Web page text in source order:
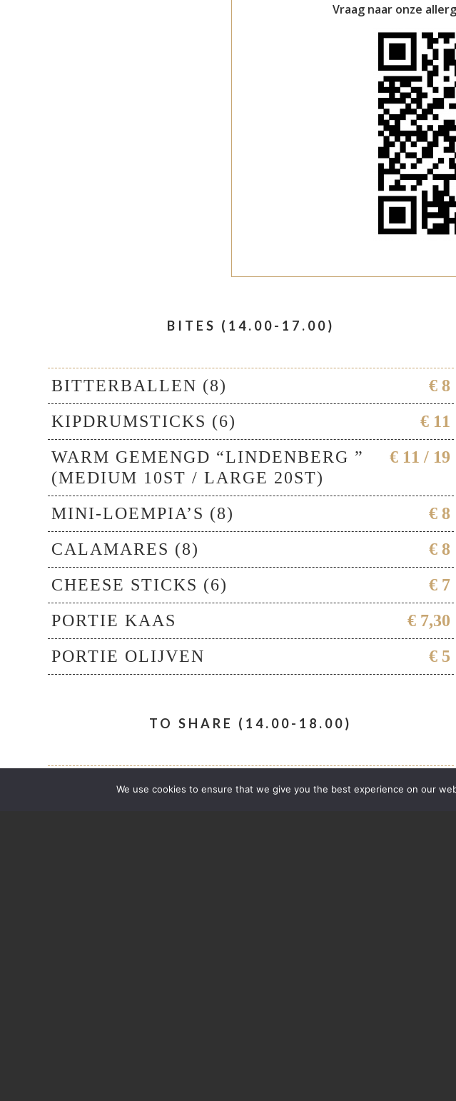
Vraag naar onze
BITES (14.00-17.00)
BITTERBALLEN (8)
€ 8
KIPDRUMSTICKS (6)
€ 11
WARM GEMENGD “LINDENBERG ”
(MEDIUM 10ST / LARGE 20ST)
€ 11 / 19
MINI-LOEMPIA’S (8)
€ 8
CALAMARES (8)
€ 8
CHEESE STICKS (6)
€ 7
PORTIE KAAS
€ 7,30
PORTIE OLIJVEN
€ 5
TO SHARE (14.00-18.00)
NACHO’S FULL OPTION (2 PERS.)
€ 17
We use cookies to ensure that we give you the best experience on our